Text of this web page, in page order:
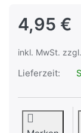
4,95 €
inkl. MwSt. zzgl.
Lieferzeit: